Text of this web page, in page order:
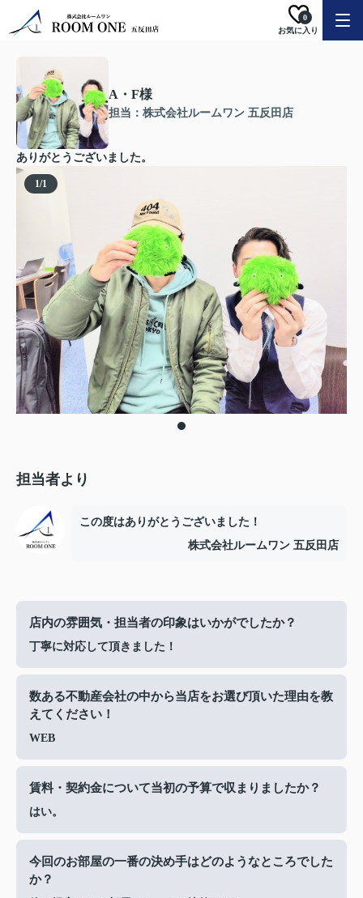
お気に入り
0
A・F様
担当：株式会社ルームワン 五反田店
ありがとうございました。
1/1
担当者より
この度はありがとうございました！
株式会社ルームワン 五反田店
店内の雰囲気・担当者の印象はいかがでしたか？
丁寧に対応して頂きました！
数ある不動産会社の中から当店をお選び頂いた理由を教
えてください！
WEB
賃料・契約金について当初の予算で収まりましたか？
はい。
今回のお部屋の一番の決め手はどのようなところでした
か？